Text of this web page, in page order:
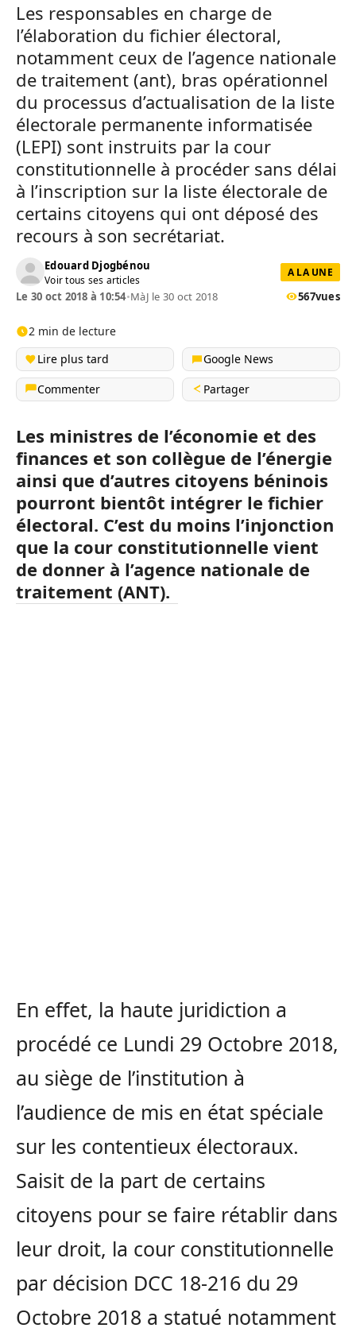
Les responsables en charge de
l’élaboration du fichier électoral,
notamment ceux de l’agence nationale
de traitement (ant), bras opérationnel
du processus d’actualisation de la liste
électorale permanente informatisée
(LEPI) sont instruits par la cour
constitutionnelle à procéder sans délai
à l’inscription sur la liste électorale de
certains citoyens qui ont déposé des
recours à son secrétariat.
Edouard Djogbénou
Voir tous ses articles
A LA UNE
Le 30 oct 2018 à 10:54•MàJ le 30 oct 2018 567vues
2 min de lecture
Lire plus tard
Google News
Commenter
Partager
Les ministres de l’économie et des
finances et son collègue de l’énergie
ainsi que d’autres citoyens béninois
pourront bientôt intégrer le fichier
électoral. C’est du moins l’injonction
que la cour constitutionnelle vient
de donner à l’agence nationale de
traitement (ANT).
En effet, la haute juridiction a
procédé ce Lundi 29 Octobre 2018,
au siège de l’institution à
l’audience de mis en état spéciale
sur les contentieux électoraux.
Saisit de la part de certains
citoyens pour se faire rétablir dans
leur droit, la cour constitutionnelle
par décision DCC 18-216 du 29
Octobre 2018 a statué notamment